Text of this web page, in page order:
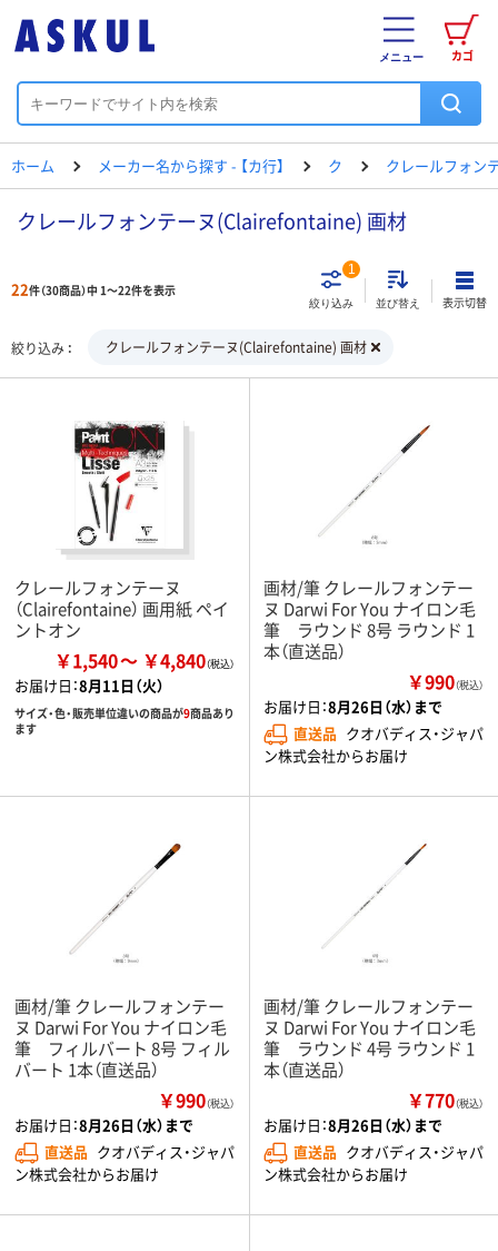
カゴ
メニュー
ホーム メーカー名から探す - 【カ行】 ク クレールフォン
クレールフォンテーヌ(Clairefontaine) 画材
22件（30商品）中 1～22件を表示
絞り込み
1
並び替え 表示切替
絞り込み クレールフォンテーヌ(Clairefontaine) 画材
クレールフォンテーヌ
（Clairefontaine） 画用紙 ペイ
ントオン
￥1,540 ￥4,840
お届け日：8月11日（火）
サイズ・色・販売単位違いの商品が9商品あり
ます
画材/筆 クレールフォンテー
ヌ Darwi For You ナイロン毛
筆 ラウンド 8号 ラウンド 1
本（直送品）
￥990（税込）
お届け日：8月26日（水）まで
直送品 クオバディス・ジャパ
ン株式会社からお届け
画材/筆 クレールフォンテー
ヌ Darwi For You ナイロン毛
筆 フィルバート 8号 フィル
バート 1本（直送品）
￥990（税込）
お届け日：8月26日（水）まで
直送品 クオバディス・ジャパ
ン株式会社からお届け
画材/筆 クレールフォンテー
ヌ Darwi For You ナイロン毛
筆 ラウンド 4号 ラウンド 1
本（直送品）
￥770（税込）
お届け日：8月26日（水）まで
直送品 クオバディス・ジャパ
ン株式会社からお届け